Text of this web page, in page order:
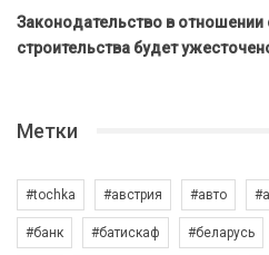
Законодательство в
строительства будет
Метки
#tochka #австрия #авто
#банк #батискаф #беларусь